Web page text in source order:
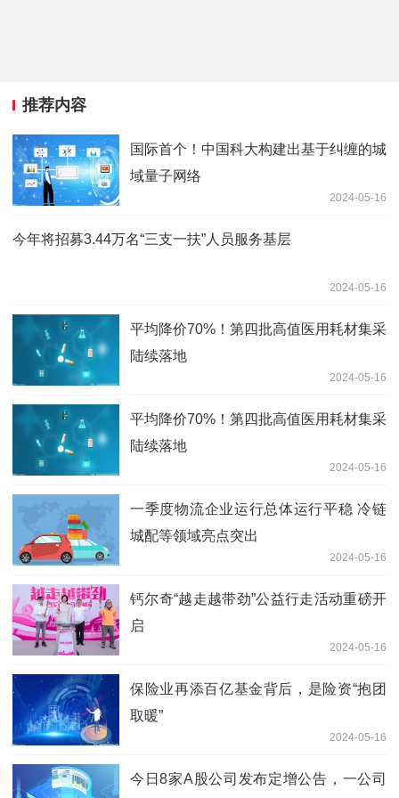
推荐内容
国际首个！中国科大构建出基于纠缠的城
域量子网络
2024-05-16
今年将招募3.44万名“三支一扶”人员服务基层
2024-05-16
平均降价70%！第四批高值医用耗材集采
陆续落地
2024-05-16
平均降价70%！第四批高值医用耗材集采
陆续落地
2024-05-16
一季度物流企业运行总体运行平稳 冷链
城配等领域亮点突出
2024-05-16
钙尔奇“越走越带劲”公益行走活动重磅开
启
2024-05-16
保险业再添百亿基金背后，是险资“抱团
取暖”
2024-05-16
今日8家A股公司发布定增公告，一公司